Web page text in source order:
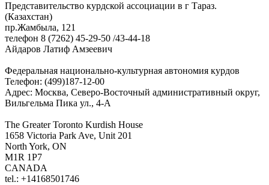
Представительство курдской ассоциации в г Тараз.
(Казахстан)
пр.Жамбыла, 121
телефон 8 (7262) 45-29-50 /43-44-18
Айдаров Латиф Амзеевич
Федеральная национально-культурная автономия курдов
Телефон: (499)187-12-00
Адрес: Москва, Северо-Восточный административный округ,
Вильгельма Пика ул., 4-А
The Greater Toronto Kurdish House
1658 Victoria Park Ave, Unit 201
North York, ON
M1R 1P7
CANADA
tel.: +14168501746